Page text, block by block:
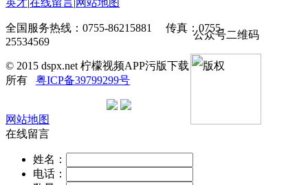
英才在线留言 网站地图
公众号二维码
全国服务热线：0755-86215881 传真：0755-
25534569
© 2015 dspx.net 柠檬视频APP污版下载 版权
所有 粤ICP备39799299号
网站地图
在线留言
姓名：
电话：